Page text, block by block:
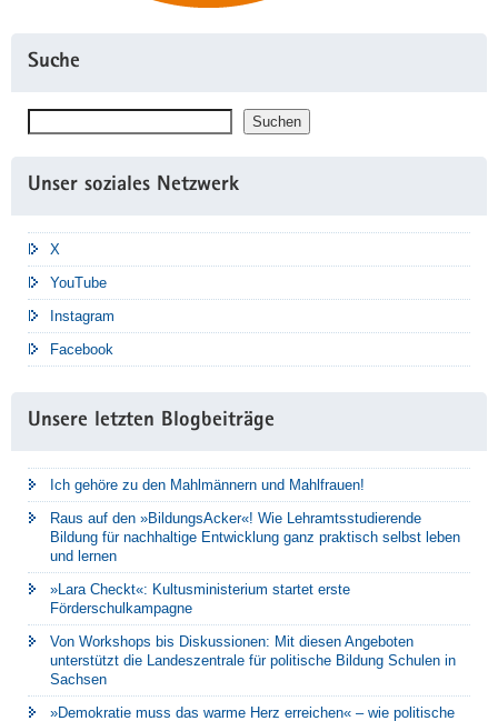
Suche
Suchen
Unser soziales Netzwerk
X
YouTube
Instagram
Facebook
Unsere letzten Blogbeiträge
Ich gehöre zu den Mahlmännern und Mahlfrauen!
Raus auf den »BildungsAcker«! Wie Lehramtsstudierende
Bildung für nachhaltige Entwicklung ganz praktisch selbst leben
und lernen
»Lara Checkt«: Kultusministerium startet erste
Förderschulkampagne
Von Workshops bis Diskussionen: Mit diesen Angeboten
unterstützt die Landeszentrale für politische Bildung Schulen in
Sachsen
»Demokratie muss das warme Herz erreichen« – wie politische